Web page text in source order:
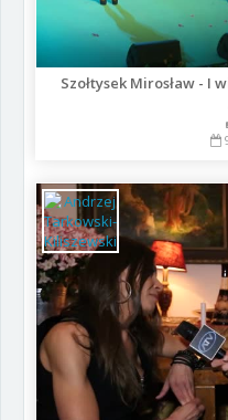
Szołtysek Mirosław - I